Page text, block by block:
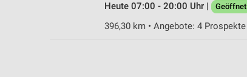
Heute 07:00 - 20:00 Uhr |
Geöffnet
396,30 km • Angebote: 4 Prospekte
Erstellung von Profilen zur Personalisierung von Inhalten